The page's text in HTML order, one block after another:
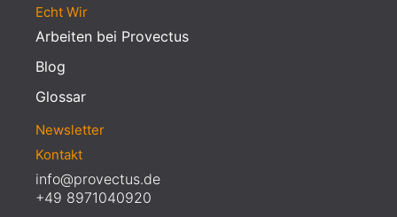
Echt Wir
Arbeiten bei Provectus
Blog
Glossar
Newsletter
Kontakt
info@provectus.de
+49 8971040920